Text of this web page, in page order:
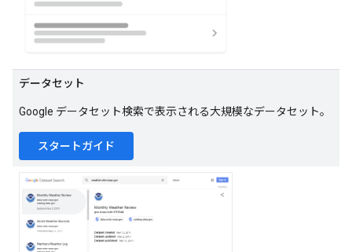
データセット
Google データセット検索で表示される大規模なデータセット。
スタートガイド